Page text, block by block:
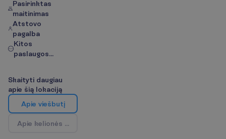
Pasirinktas
maitinimas
Atstovo
pagalba
Kitos
paslaugos...
Skaityti daugiau
apie šią lokaciją
Apie viešbutį
Apie kelionės kr